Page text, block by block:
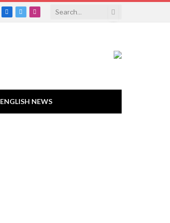
Facebook
TwitterInstagram
ENGLISH NEWS